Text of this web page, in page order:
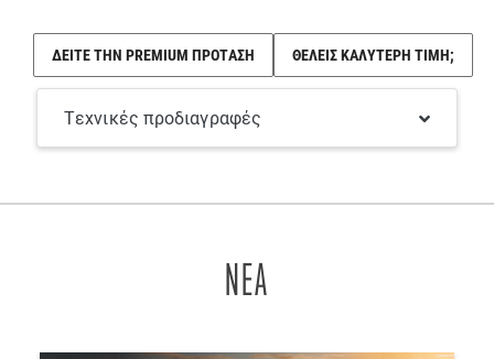
ΔΕΙΤΕ ΤΗΝ PREMIUM ΠΡΟΤΑΣΗ ΘΕΛΕΙΣ ΚΑΛΥΤΕΡΗ ΤΙΜΗ;
Τεχνικές προδιαγραφές
ΝΕΑ